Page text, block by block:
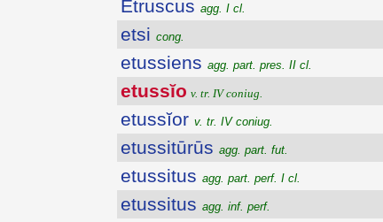
Etruscus agg. I cl.
etsi cong.
etussiens agg. part. pres. II cl.
etussĭo v. tr. IV coniug.
etussĭor v. tr. IV coniug.
etussitūrūs agg. part. fut.
etussitus agg. part. perf. I cl.
etussitus agg. inf. perf.